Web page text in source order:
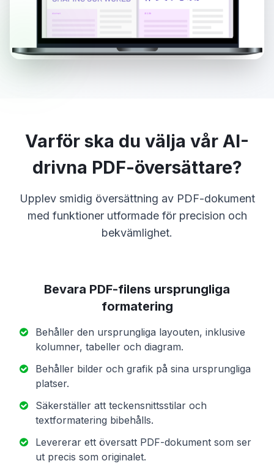
Varför ska du välja vår AI-
drivna PDF-översättare?
Upplev smidig översättning av PDF-dokument
med funktioner utformade för precision och
bekvämlighet.
Bevara PDF-filens ursprungliga
formatering
Behåller den ursprungliga layouten, inklusive
kolumner, tabeller och diagram.
Behåller bilder och grafik på sina ursprungliga
platser.
Säkerställer att teckensnittsstilar och
textformatering bibehålls.
Levererar ett översatt PDF-dokument som ser
ut precis som originalet.